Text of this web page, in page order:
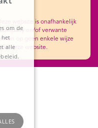
website is onafhankelijk
en/of verwante
op geen enkele wijze
deze website.
om de
het
alle